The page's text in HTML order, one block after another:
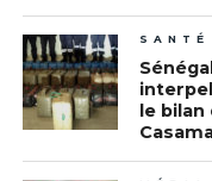
SANTÉ
le bilan